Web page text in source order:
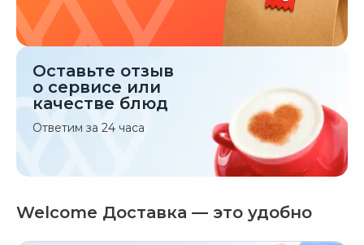
Оставьте отзыв
о сервисе или
качестве блюд
Ответим за 24 часа
Welcome Доставка — это удобно